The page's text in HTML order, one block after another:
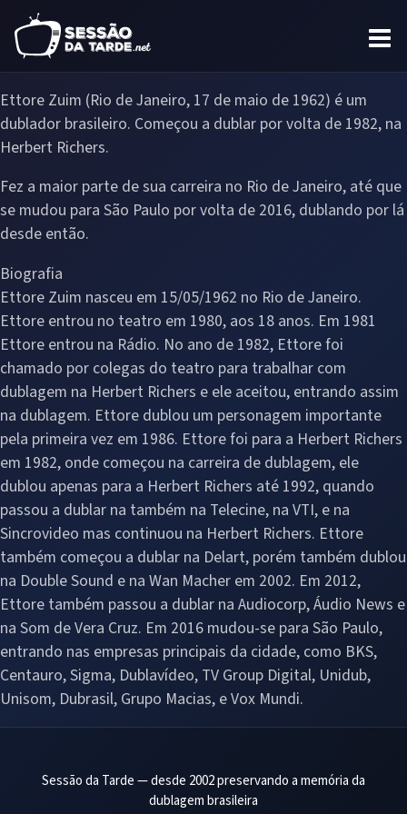
Ettore Zuim (Rio de Janeiro, 17 de maio de 1962) é um
dublador brasileiro. Começou a dublar por volta de 1982, na
Herbert Richers.
Fez a maior parte de sua carreira no Rio de Janeiro, até que
se mudou para São Paulo por volta de 2016, dublando por lá
desde então.
Biografia
Ettore Zuim nasceu em 15/05/1962 no Rio de Janeiro.
Ettore entrou no teatro em 1980, aos 18 anos. Em 1981
Ettore entrou na Rádio. No ano de 1982, Ettore foi
chamado por colegas do teatro para trabalhar com
dublagem na Herbert Richers e ele aceitou, entrando assim
na dublagem. Ettore dublou um personagem importante
pela primeira vez em 1986. Ettore foi para a Herbert Richers
em 1982, onde começou na carreira de dublagem, ele
dublou apenas para a Herbert Richers até 1992, quando
passou a dublar na também na Telecine, na VTI, e na
Sincrovideo mas continuou na Herbert Richers. Ettore
também começou a dublar na Delart, porém também dublou
na Double Sound e na Wan Macher em 2002. Em 2012,
Ettore também passou a dublar na Audiocorp, Áudio News e
na Som de Vera Cruz. Em 2016 mudou-se para São Paulo,
entrando nas empresas principais da cidade, como BKS,
Centauro, Sigma, Dublavídeo, TV Group Digital, Unidub,
Unisom, Dubrasil, Grupo Macias, e Vox Mundi.
Sessão da Tarde — desde 2002 preservando a memória da
dublagem brasileira